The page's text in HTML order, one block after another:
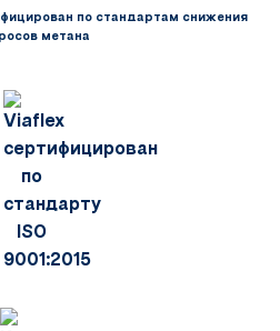
по стандартам снижения
метана